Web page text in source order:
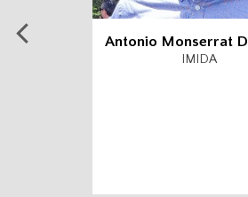
Antonio Monserrat
IMIDA